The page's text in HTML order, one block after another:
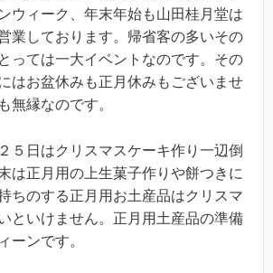
ウィーク、年末年始も山田桂月堂は
業しております。帰省客の多いその
っては一大イベントなのです。その
はお盆休みも正月休みもございませ
無縁なのです。
５日はクリスマスケーキ作り一辺倒
は正月用の上生菓子作りや餅つきに
ちのする正月用お土産品はクリスマ
といけません。正月用土産品の準備
ーンです。